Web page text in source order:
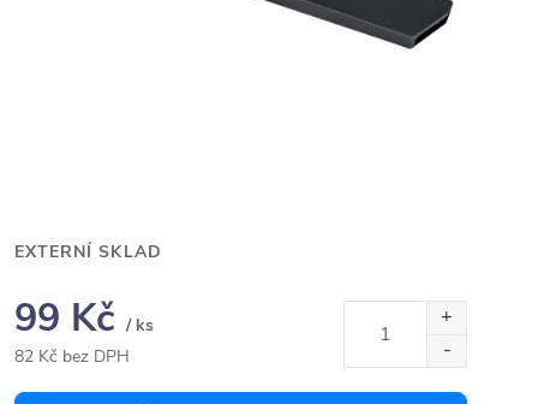
EXTERNÍ SKLAD
99 Kč / ks
82 Kč bez DPH